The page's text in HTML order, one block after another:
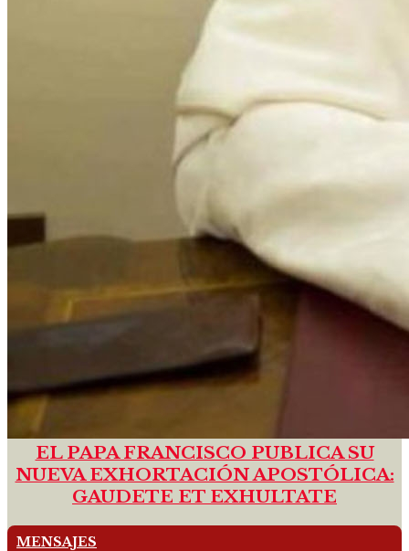
EL PAPA FRANCISCO PUBLICA SU
NUEVA EXHORTACIÓN APOSTÓLICA:
GAUDETE ET EXHULTATE
MENSAJES